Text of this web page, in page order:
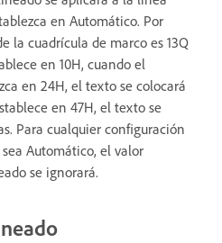
en Automático. Por
la cuadrícula de marco es 13Q
en 10H, cuando el
en 24H, el texto se colocará
en 47H, el texto se
Para cualquier configuración
Automático, el valor
se ignorará.